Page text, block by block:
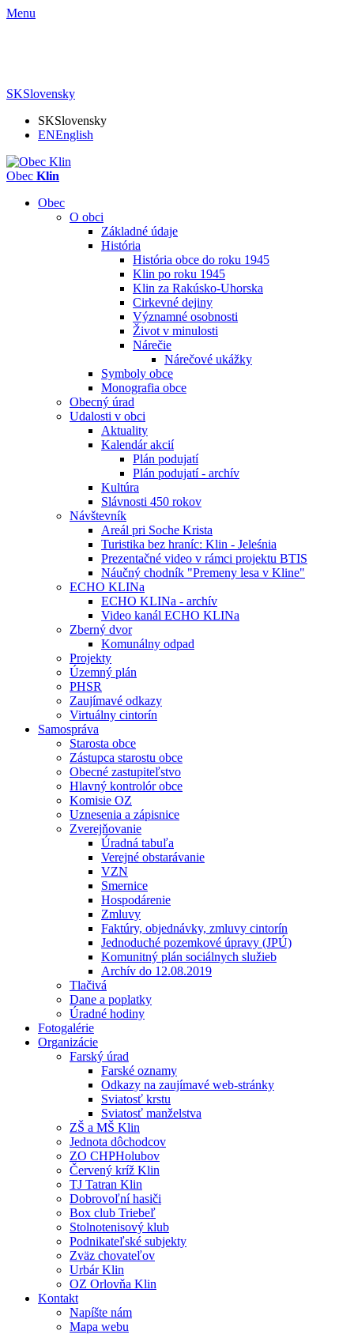
Menu
SKSlovensky
SKSlovensky
ENEnglish
Obec Klin
Obec
O obci
Základné údaje
História
História obce do roku 1945
Klin po roku 1945
Klin za Rakúsko-Uhorska
Cirkevné dejiny
Významné osobnosti
Život v minulosti
Nárečie
Nárečové ukážky
Symboly obce
Monografia obce
Obecný úrad
Udalosti v obci
Aktuality
Kalendár akcií
Plán podujatí
Plán podujatí - archív
Kultúra
Slávnosti 450 rokov
Návštevník
Areál pri Soche Krista
Turistika bez hraníc: Klin - Jeleśnia
Prezentačné video v rámci projektu BTIS
Náučný chodník "Premeny lesa v Kline"
ECHO KLINa
ECHO KLINa - archív
Video kanál ECHO KLINa
Zberný dvor
Komunálny odpad
Projekty
Územný plán
PHSR
Zaujímavé odkazy
Virtuálny cintorín
Samospráva
Starosta obce
Zástupca starostu obce
Obecné zastupiteľstvo
Hlavný kontrolór obce
Komisie OZ
Uznesenia a zápisnice
Zverejňovanie
Úradná tabuľa
Verejné obstarávanie
VZN
Smernice
Hospodárenie
Zmluvy
Faktúry, objednávky, zmluvy cintorín
Jednoduché pozemkové úpravy (JPÚ)
Komunitný plán sociálnych služieb
Archív do 12.08.2019
Tlačivá
Dane a poplatky
Úradné hodiny
Fotogalérie
Organizácie
Farský úrad
Farské oznamy
Odkazy na zaujímavé web-stránky
Sviatosť krstu
Sviatosť manželstva
ZŠ a MŠ Klin
Jednota dôchodcov
ZO CHPHolubov
Červený kríž Klin
TJ Tatran Klin
Dobrovoľní hasiči
Box club Triebeľ
Stolnotenisový klub
Podnikateľské subjekty
Zväz chovateľov
Urbár Klin
OZ Orlovňa Klin
Kontakt
Napíšte nám
Mapa webu